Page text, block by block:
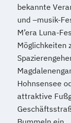
bekannte
und –musik-
M’era Luna-
Möglichkeiten
Hohnsensee
attraktive